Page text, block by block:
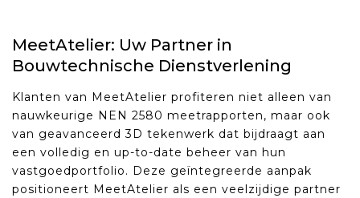
MeetAtelier: Uw Partner in
Bouwtechnische Dienstverlening
Klanten van MeetAtelier profiteren niet alleen van
nauwkeurige NEN 2580 meetrapporten, maar ook
van geavanceerd 3D tekenwerk dat bijdraagt aan
een volledig en up-to-date beheer van hun
vastgoedportfolio. Deze geïntegreerde aanpak
positioneert MeetAtelier als een veelzijdige partner